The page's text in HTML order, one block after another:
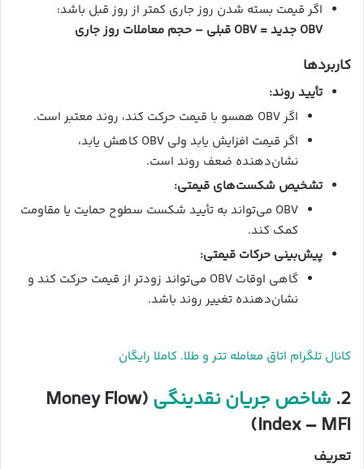
اگر قیمت بسته شدن روز جاری کمتر از روز قبل باشد:
OBV جدید = OBV قبلی – حجم معاملات روز جاری
کاربردها
تأیید روند:
اگر OBV همسو با قیمت حرکت کند، روند معتبر است.
اگر قیمت افزایش یابد ولی OBV کاهش یابد،
نشان‌دهنده ضعف روند است.
تشخیص شکست‌های قیمتی:
OBV می‌تواند به تأیید شکست سطوح حمایت یا مقاومت
کمک کند.
پیش‌بینی حرکات قیمتی:
گاهی اوقات OBV می‌تواند زودتر از قیمت حرکت کند و
نشان‌دهنده تغییر روند باشد.
کانال تلگرام اتاق معامله تتر و طلا. کاملا رایگان
2. شاخص جریان نقدینگی (Money Flow
Index – MFI)
تعریف